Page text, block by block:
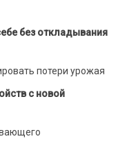
без откладывания
потери урожая
с новой